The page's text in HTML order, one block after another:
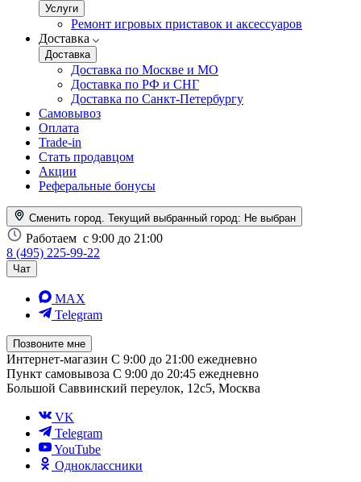
Услуги
Ремонт игровых приставок и аксессуаров
Доставка
Доставка
Доставка по Москве и МО
Доставка по РФ и СНГ
Доставка по Санкт-Петербургу
Самовывоз
Оплата
Trade-in
Стать продавцом
Акции
Реферальные бонусы
Сменить город. Текущий выбранный город: Не выбран
Работаем с 9:00 до 21:00
8 (495) 225-99-22
Чат
MAX
Telegram
Позвоните мне
Интернет-магазин С 9:00 до 21:00 ежедневно
Пункт самовывоза С 9:00 до 20:45 ежедневно
Большой Саввинский переулок, 12с5, Москва
VK
Telegram
YouTube
Одноклассники